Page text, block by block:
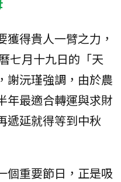
得貴人一臂之力，
七月十九日的「天
謝沅瑾強調，由於農
年最適合轉運與求財
遞延就得等到中秋
個重要節日，正是吸